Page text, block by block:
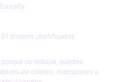
carta
stickers plastificados
no dibujar, puedes
de colores, marcadores a